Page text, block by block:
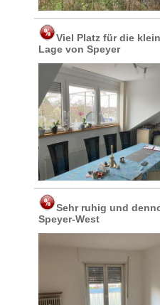
Viel Platz für die
Lage von Speyer
Sehr ruhig und
Speyer-West